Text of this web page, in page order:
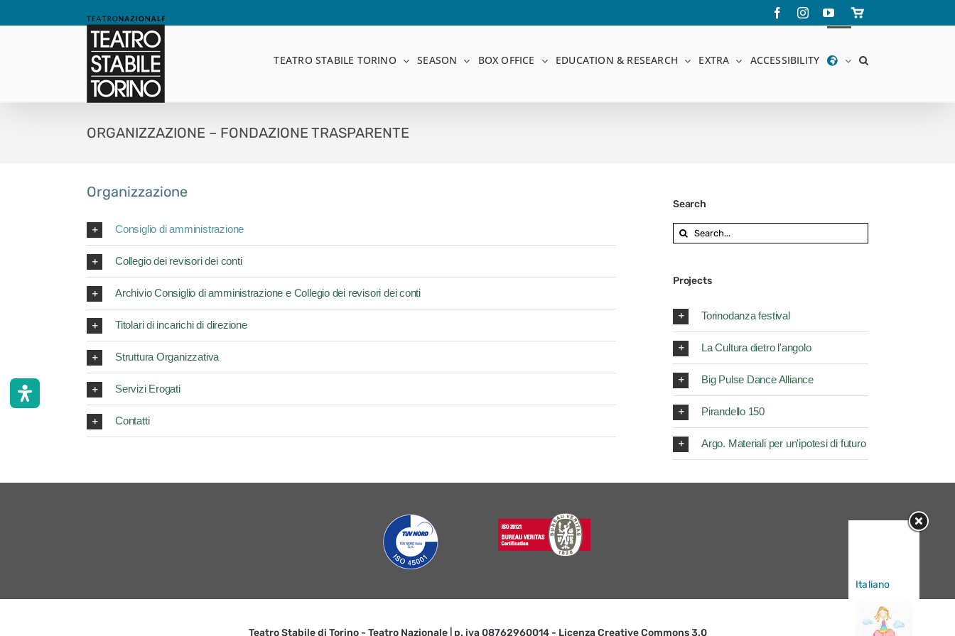
FacebookInstagramYouTube
Store
online
TEATRO STABILE TORINO SEASON BOX OFFICE EDUCATION & RESEARCH EXTRA ACCESSIBILITY
ORGANIZZAZIONE – FONDAZIONE TRASPARENTE
Organizzazione
Consiglio di amministrazione
Collegio dei revisori dei conti
Archivio Consiglio di amministrazione e Collegio dei revisori dei conti
Titolari di incarichi di direzione
Struttura Organizzativa
Servizi Erogati
Contatti
Search
Search
for:
Projects
Torinodanza festival
La Cultura dietro l'angolo
Big Pulse Dance Alliance
Pirandello 150
Argo. Materiali per un'ipotesi di futuro
Teatro Stabile di Torino - Teatro Nazionale | p. iva 08762960014 - Licenza Creative Commons 3.0
Italiano